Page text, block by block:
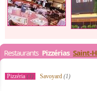
Restaurants Pizzérias Saint-
Pizzéria (3) Savoyard(1)